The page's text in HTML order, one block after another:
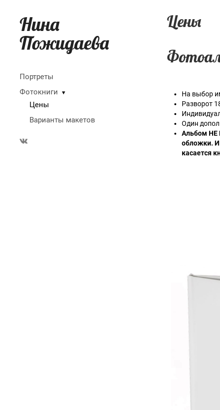
Нина
Пожидаева
Портреты
Фотокниги
▼
Цены
Варианты макетов
Цены
На выбор
Разворот
Один
Альбом НЕ
обложки.
касается